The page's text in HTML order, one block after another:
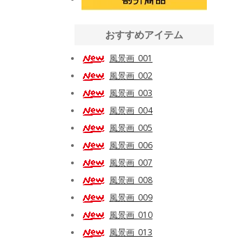
おすすめアイテム
風景画_001
風景画_002
風景画_003
風景画_004
風景画_005
風景画_006
風景画_007
風景画_008
風景画_009
風景画_010
風景画_013